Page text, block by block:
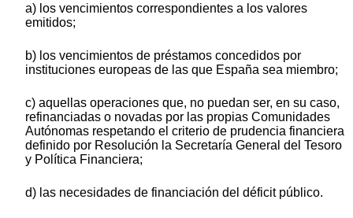
a) los vencimientos correspondientes a los valores
emitidos;
b) los vencimientos de préstamos concedidos por
instituciones europeas de las que España sea miembro;
c) aquellas operaciones que, no puedan ser, en su caso,
refinanciadas o novadas por las propias Comunidades
Autónomas respetando el criterio de prudencia financiera
definido por Resolución la Secretaría General del Tesoro
y Política Financiera;
d) las necesidades de financiación del déficit público.